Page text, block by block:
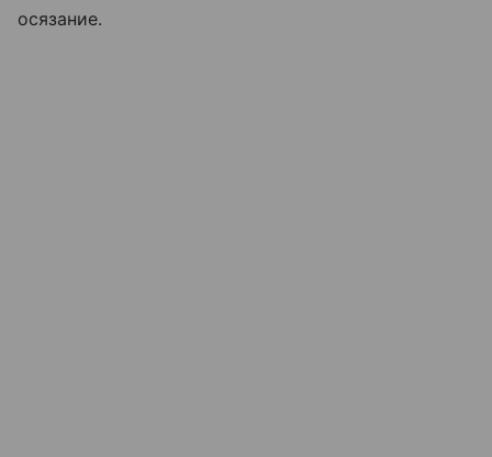
осязание.